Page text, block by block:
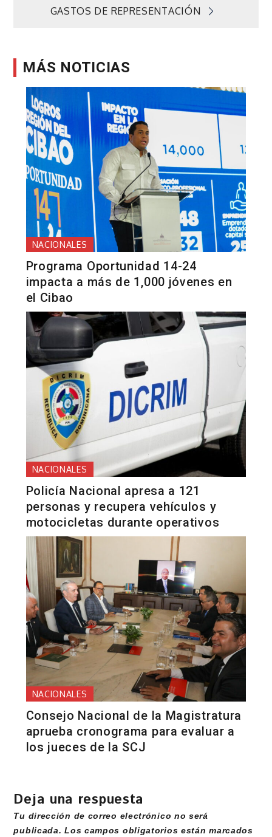
GASTOS DE REPRESENTACIÓN
MÁS NOTICIAS
NACIONALES
Programa Oportunidad 14-24
impacta a más de 1,000 jóvenes en
el Cibao
NACIONALES
Policía Nacional apresa a 121
personas y recupera vehículos y
motocicletas durante operativos
NACIONALES
Consejo Nacional de la Magistratura
aprueba cronograma para evaluar a
los jueces de la SCJ
Deja una respuesta
Tu dirección de correo electrónico no será
publicada. Los campos obligatorios están marcados